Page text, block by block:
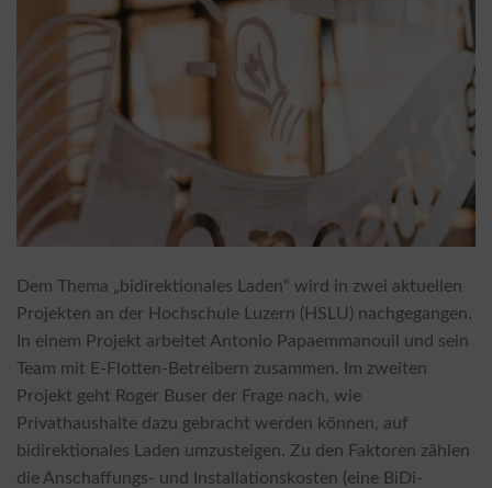
Dem Thema „bidirektionales Laden“ wird in zwei aktuellen
Projekten an der Hochschule Luzern (HSLU) nachgegangen.
In einem Projekt arbeitet Antonio Papaemmanouil und sein
Team mit E-Flotten-Betreibern zusammen. Im zweiten
Projekt geht Roger Buser der Frage nach, wie
Privathaushalte dazu gebracht werden können, auf
bidirektionales Laden umzusteigen. Zu den Faktoren zählen
die Anschaffungs- und Installationskosten (eine BiDi-